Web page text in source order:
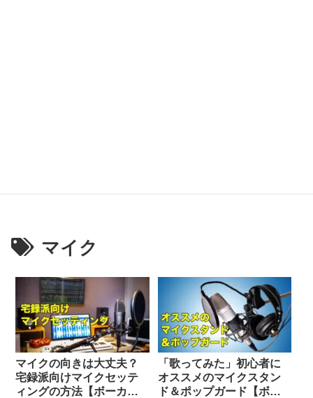
マイク
マイクの向きは大丈夫？
宅録派向けマイクセッテ
ィングの方法【ボーカル
「歌ってみた」初心者に
オススメのマイクスタン
ド＆ポップガード【ボー